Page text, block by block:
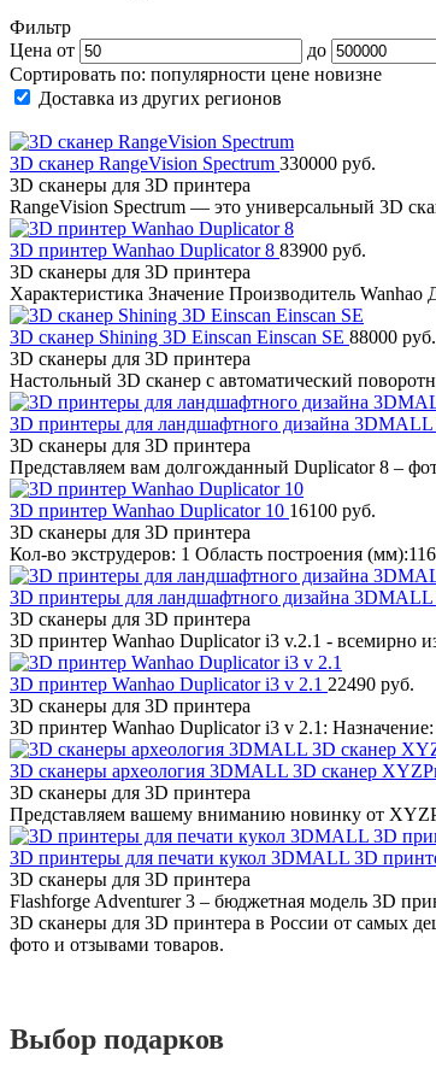
Фильтр
Цена от
до
Сортировать по: популярности цене новизне
Доставка из других регионов
3D сканер RangeVision Spectrum 330000 руб.
3D сканеры для 3D принтера
RangeVision Spectrum — это универсальный 3D
3D принтер Wanhao Duplicator 8 83900 руб.
3D сканеры для 3D принтера
Характеристика Значение Производитель
3D сканер Shining 3D Einscan Einscan SE 88000 руб.
3D сканеры для 3D принтера
Настольный 3D сканер с автоматический
3D принтеры для ландшафтного дизайна
3D сканеры для 3D принтера
Представляем вам долгожданный Duplicator 8 –
3D принтер Wanhao Duplicator 10 16100 руб.
3D сканеры для 3D принтера
Кол-во экструдеров: 1 Область построения
3D принтеры для ландшафтного дизайна 3DMALL
3D сканеры для 3D принтера
3D принтер Wanhao Duplicator i3 v.2.1 - всемирно
3D принтер Wanhao Duplicator i3 v 2.1 22490 руб.
3D сканеры для 3D принтера
3D принтер Wanhao Duplicator i3 v 2.1:
3D сканеры археология 3DMALL 3D сканер
3D сканеры для 3D принтера
Представляем вашему вниманию новинку от
3D принтеры для печати кукол 3DMALL 3D
3D сканеры для 3D принтера
Flashforge Adventurer 3 – бюджетная модель 3D
3D сканеры для 3D принтера в России от самых
фото и отзывами товаров.
Выбор подарков